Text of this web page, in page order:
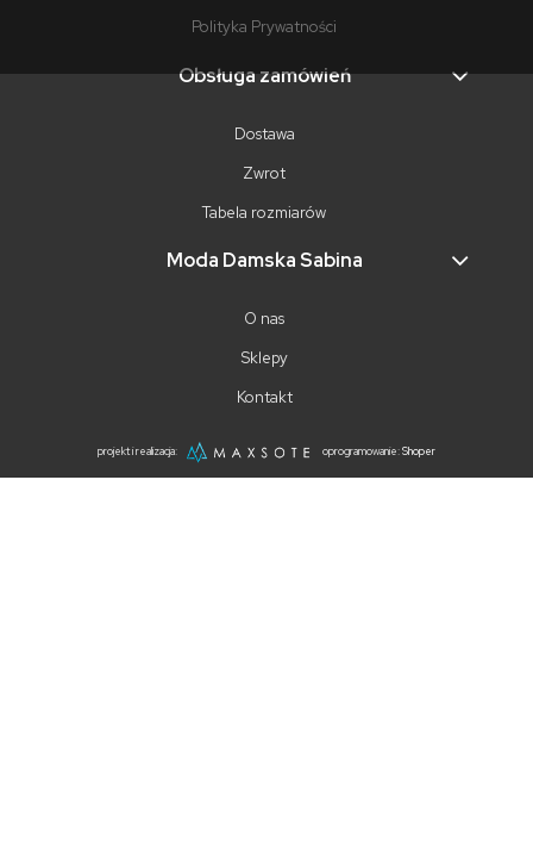
Polityka Prywatności
Obsługa zamówień
Dostawa
Zwrot
Tabela rozmiarów
Moda Damska Sabina
O nas
Sklepy
Kontakt